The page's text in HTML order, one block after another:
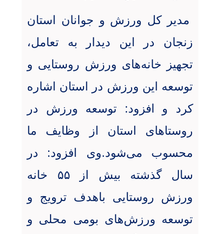
مدیر کل ورزش و جوانان استان
زنجان در این دیدار به تعامل،
تجهیز خانه‌های ورزش روستایی و
توسعه این ورزش در استان اشاره
کرد و افزود: توسعه ورزش در
روستاهای استان از وظایف ما
محسوب می‌شود.وی افزود: در
سال گذشته بیش از ۵۵ خانه
ورزش روستایی باهدف ترویج و
توسعه ورزش‌های بومی محلی و